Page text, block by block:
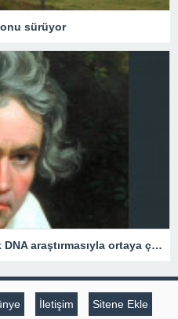
sürüyor
Beethoven hakkındaki gerçek DNA araştırmasıyla ortaya çıktı: Ölümünden aylar önce…
İletişim Sitene Ekle